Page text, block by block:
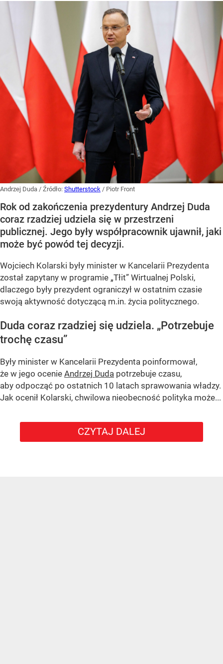
Andrzej Duda / Źródło: Shutterstock / Piotr Front
Rok od zakończenia prezydentury Andrzej Duda
coraz rzadziej udziela się w przestrzeni
publicznej. Jego były współpracownik ujawnił, jaki
może być powód tej decyzji.
Wojciech Kolarski były minister w Kancelarii Prezydenta
został zapytany w programie „Tłit” Wirtualnej Polski,
dlaczego były prezydent ograniczył w ostatnim czasie
swoją aktywność dotyczącą m.in. życia politycznego.
Duda coraz rzadziej się udziela. „Potrzebuje
trochę czasu”
Były minister w Kancelarii Prezydenta poinformował,
że w jego ocenie Andrzej Duda potrzebuje czasu,
aby odpocząć po ostatnich 10 latach sprawowania władzy.
Jak ocenił Kolarski, chwilowa nieobecność polityka może...
CZYTAJ DALEJ